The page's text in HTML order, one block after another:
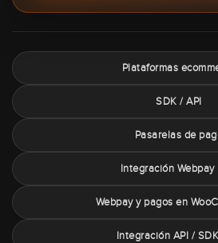
Plataformas
SDK / API
Pasarelas de
Integración Webpay
Webpay y pagos en
Integración API /